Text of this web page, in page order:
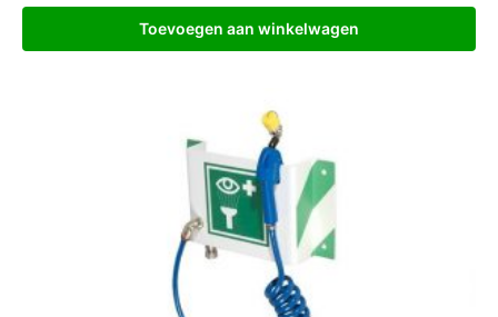
Toevoegen aan winkelwagen